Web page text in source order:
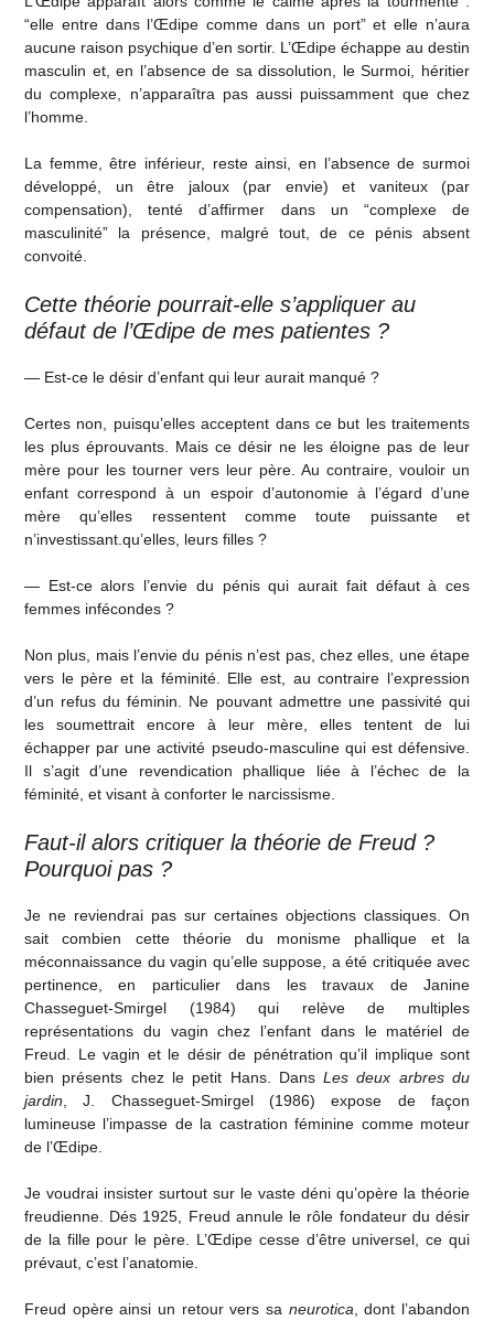
“elle entre dans l’Œdipe comme dans un port” et elle n’aura
aucune raison psychique d’en sortir. L’Œdipe échappe au destin
masculin et, en l’absence de sa dissolution, le Surmoi, héritier
du complexe, n’apparaîtra pas aussi puissamment que chez
l’homme.
La femme, être inférieur, reste ainsi, en l’absence de surmoi
développé, un être jaloux (par envie) et vaniteux (par
compensation), tenté d’affirmer dans un “complexe de
masculinité” la présence, malgré tout, de ce pénis absent
convoité.
Cette théorie pourrait-elle s’appliquer au
défaut de l’Œdipe de mes patientes ?
— Est-ce le désir d’enfant qui leur aurait manqué ?
Certes non, puisqu’elles acceptent dans ce but les traitements
les plus éprouvants. Mais ce désir ne les éloigne pas de leur
mère pour les tourner vers leur père. Au contraire, vouloir un
enfant correspond à un espoir d’autonomie à l’égard d’une
mère qu’elles ressentent comme toute puissante et
n’investissant.qu’elles, leurs filles ?
— Est-ce alors l’envie du pénis qui aurait fait défaut à ces
femmes infécondes ?
Non plus, mais l’envie du pénis n’est pas, chez elles, une étape
vers le père et la féminité. Elle est, au contraire l’expression
d’un refus du féminin. Ne pouvant admettre une passivité qui
les soumettrait encore à leur mère, elles tentent de lui
échapper par une activité pseudo-masculine qui est défensive.
Il s’agit d’une revendication phallique liée à l’échec de la
féminité, et visant à conforter le narcissisme.
Faut-il alors critiquer la théorie de Freud ?
Pourquoi pas ?
Je ne reviendrai pas sur certaines objections classiques. On
sait combien cette théorie du monisme phallique et la
méconnaissance du vagin qu’elle suppose, a été critiquée avec
pertinence, en particulier dans les travaux de Janine
Chasseguet-Smirgel (1984) qui relève de multiples
représentations du vagin chez l’enfant dans le matériel de
Freud. Le vagin et le désir de pénétration qu’il implique sont
bien présents chez le petit Hans. DansLes deux arbres du
jardin, J. Chasseguet-Smirgel (1986) expose de façon
lumineuse l’impasse de la castration féminine comme moteur
de l’Œdipe.
Je voudrai insister surtout sur le vaste déni qu’opère la théorie
freudienne. Dés 1925, Freud annule le rôle fondateur du désir
de la fille pour le père. L’Œdipe cesse d’être universel, ce qui
prévaut, c’est l’anatomie.
Freud opère ainsi un retour vers sa neurotica, dont l’abandon